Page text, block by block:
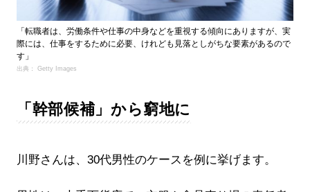
「転職者は、労働条件や仕事の中身などを重視する傾向にありますが、実
際には、仕事をするために必要、けれども見落としがちな要素があるので
す」
出典： Getty Images
「幹部候補」から窮地に
川野さんは、30代男性のケースを例に挙げます。